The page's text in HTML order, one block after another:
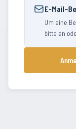
E-Mail-
Um eine
bitte an